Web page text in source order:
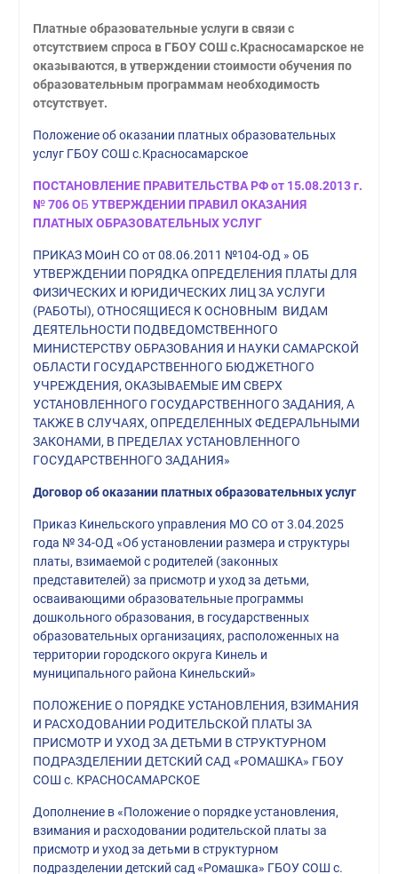
Платные образовательные услуги в связи с
отсутствием спроса в ГБОУ СОШ с.Красносамарское не
оказываются, в утверждении стоимости обучения по
образовательным программам необходимость
отсутствует.
Положение об оказании платных образовательных
услуг ГБОУ СОШ с.Красносамарское
ПОСТАНОВЛЕНИЕ ПРАВИТЕЛЬСТВА РФ от 15.08.2013 г.
№ 706 ОБ УТВЕРЖДЕНИИ ПРАВИЛ ОКАЗАНИЯ
ПЛАТНЫХ ОБРАЗОВАТЕЛЬНЫХ УСЛУГ
ПРИКАЗ МОиН СО от 08.06.2011 №104-ОД » ОБ
УТВЕРЖДЕНИИ ПОРЯДКА ОПРЕДЕЛЕНИЯ ПЛАТЫ ДЛЯ
ФИЗИЧЕСКИХ И ЮРИДИЧЕСКИХ ЛИЦ ЗА УСЛУГИ
(РАБОТЫ), ОТНОСЯЩИЕСЯ К ОСНОВНЫМ ВИДАМ
ДЕЯТЕЛЬНОСТИ ПОДВЕДОМСТВЕННОГО
МИНИСТЕРСТВУ ОБРАЗОВАНИЯ И НАУКИ САМАРСКОЙ
ОБЛАСТИ ГОСУДАРСТВЕННОГО БЮДЖЕТНОГО
УЧРЕЖДЕНИЯ, ОКАЗЫВАЕМЫЕ ИМ СВЕРХ
УСТАНОВЛЕННОГО ГОСУДАРСТВЕННОГО ЗАДАНИЯ, А
ТАКЖЕ В СЛУЧАЯХ, ОПРЕДЕЛЕННЫХ ФЕДЕРАЛЬНЫМИ
ЗАКОНАМИ, В ПРЕДЕЛАХ УСТАНОВЛЕННОГО
ГОСУДАРСТВЕННОГО ЗАДАНИЯ»
Договор об оказании платных образовательных услуг
Приказ Кинельского управления МО СО от 3.04.2025
года № 34-ОД «Об установлении размера и структуры
платы, взимаемой с родителей (законных
представителей) за присмотр и уход за детьми,
осваивающими образовательные программы
дошкольного образования, в государственных
образовательных организациях, расположенных на
территории городского округа Кинель и
муниципального района Кинельский»
ПОЛОЖЕНИЕ О ПОРЯДКЕ УСТАНОВЛЕНИЯ, ВЗИМАНИЯ
И РАСХОДОВАНИИ РОДИТЕЛЬСКОЙ ПЛАТЫ ЗА
ПРИСМОТР И УХОД ЗА ДЕТЬМИ В СТРУКТУРНОМ
ПОДРАЗДЕЛЕНИИ ДЕТСКИЙ САД «РОМАШКА» ГБОУ
СОШ с. КРАСНОСАМАРСКОЕ
Дополнение в «Положение о порядке установления,
взимания и расходовании родительской платы за
присмотр и уход за детьми в структурном
подразделении детский сад «Ромашка» ГБОУ СОШ с.